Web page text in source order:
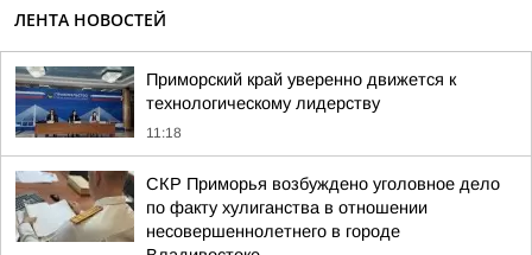
ЛЕНТА НОВОСТЕЙ
Приморский край уверенно движется к
технологическому лидерству
11:18
СКР Приморья возбуждено уголовное дело
по факту хулиганства в отношении
несовершеннолетнего в городе